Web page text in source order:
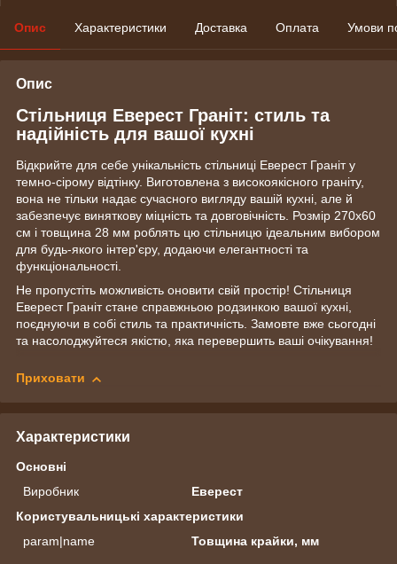
Опис Характеристики Доставка Оплата Умови
Опис
Стільниця Еверест Граніт: стиль та
надійність для вашої кухні
Відкрийте для себе унікальність стільниці Еверест Граніт у
темно-сірому відтінку. Виготовлена з високоякісного граніту,
вона не тільки надає сучасного вигляду вашій кухні, але й
забезпечує виняткову міцність та довговічність. Розмір 270х60
см і товщина 28 мм роблять цю стільницю ідеальним вибором
для будь-якого інтер'єру, додаючи елегантності та
функціональності.
Не пропустіть можливість оновити свій простір! Стільниця
Еверест Граніт стане справжньою родзинкою вашої кухні,
поєднуючи в собі стиль та практичність. Замовте вже сьогодні
та насолоджуйтеся якістю, яка перевершить ваші очікування!
Приховати
Характеристики
Основні
Виробник
Еверест
Користувальницькі характеристики
param|name
Товщина крайки, мм